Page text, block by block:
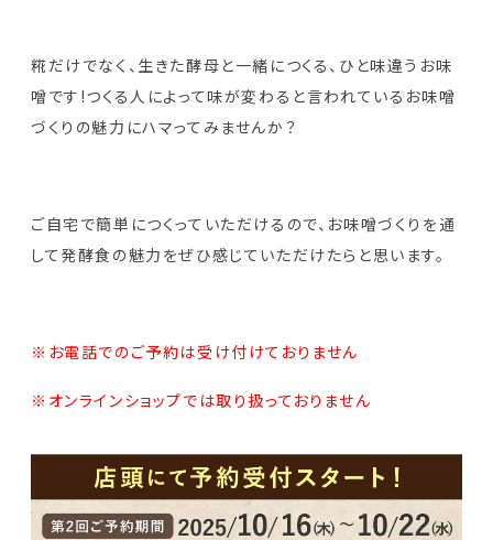
糀だけでなく、生きた酵母と一緒につくる、ひと味違うお味
噌です!つくる人によって味が変わると言われているお味噌
づくりの魅力にハマってみませんか？
ご自宅で簡単につくっていただけるので、お味噌づくりを通
して発酵食の魅力をぜひ感じていただけたらと思います。
※お電話でのご予約は受け付けておりません
※オンラインショップでは取り扱っておりません